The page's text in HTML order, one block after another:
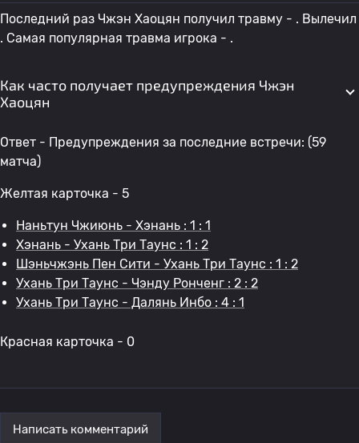
Последний раз Чжэн Хаоцян получил травму - . Вылечил
. Самая популярная травма игрока - .
Как часто получает предупреждения Чжэн
Хаоцян
Ответ - Предупреждения за последние встречи: (59
матча)
Желтая карточка - 5
Наньтун Чжиюнь - Хэнань : 1 : 1
Хэнань - Ухань Три Таунс : 1 : 2
Шэньчжэнь Пен Сити - Ухань Три Таунс : 1 : 2
Ухань Три Таунс - Чэнду Ронченг : 2 : 2
Ухань Три Таунс - Далянь Инбо : 4 : 1
Красная карточка - 0
Написать комментарий